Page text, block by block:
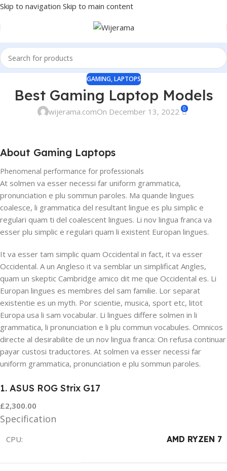
Skip to navigation Skip to main content
GAMING,LAPTOPS
Best Gaming Laptop Models
wijerama.comOn December 13, 2022 0
About Gaming Laptops
Phenomenal performance for professionals
At solmen va esser necessi far uniform grammatica,
pronunciation e plu sommun paroles. Ma quande lingues
coalesce, li grammatica del resultant lingue es plu simplic e
regulari quam ti del coalescent lingues. Li nov lingua franca va
esser plu simplic e regulari quam li existent Europan lingues.
It va esser tam simplic quam Occidental in fact, it va esser
Occidental. A un Angleso it va semblar un simplificat Angles,
quam un skeptic Cambridge amico dit me que Occidental es. Li
Europan lingues es membres del sam familie. Lor separat
existentie es un myth. Por scientie, musica, sport etc, litot
Europa usa li sam vocabular. Li lingues differe solmen in li
grammatica, li pronunciation e li plu commun vocabules. Omnicos
directe al desirabilite de un nov lingua franca: On refusa continuar
payar custosi traductores. At solmen va esser necessi far
uniform grammatica, pronunciation e plu sommun paroles.
1. ASUS ROG Strix G17
£2,300.00
Specification
CPU: AMD RYZEN 7